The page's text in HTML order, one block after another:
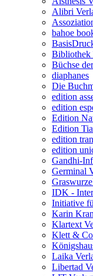
Alibri
bahoe
Bibliothek
Büchse
diaphanes
Die
edition
edition
Edition
Edition
edition
edition
Gandhi-
Germinal
IDK -
Initiative
Karin
Klartext
Klett &
Laika
Libertad